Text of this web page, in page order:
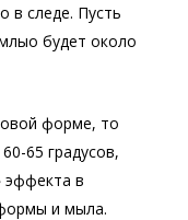
в следе. Пусть
будет около
форме, то
65 градусов,
эффекта в
и мыла.